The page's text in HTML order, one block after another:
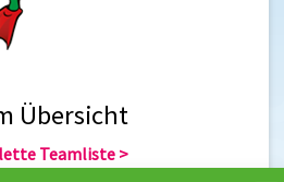
Übersicht
Teamliste >